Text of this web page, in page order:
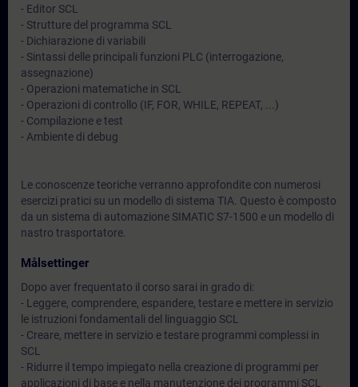
- Editor SCL
- Strutture del programma SCL
- Dichiarazione di variabili
- Sintassi delle principali funzioni PLC (interrogazione,
assegnazione)
- Operazioni matematiche in SCL
- Operazioni di controllo (IF, FOR, WHILE, REPEAT, ...)
- Compilazione e test
- Ambiente di debug
Le conoscenze teoriche verranno approfondite con numerosi
esercizi pratici su un modello di sistema TIA. Questo è composto
da un sistema di automazione SIMATIC S7-1500 e un modello di
nastro trasportatore.
Målsettinger
Dopo aver frequentato il corso sarai in grado di:
- Leggere, comprendere, espandere, testare e mettere in servizio
le istruzioni fondamentali del linguaggio SCL
- Creare, mettere in servizio e testare programmi complessi in
SCL
- Ridurre il tempo impiegato nella creazione di programmi per
applicazioni di base e nella manutenzione dei programmi SCL